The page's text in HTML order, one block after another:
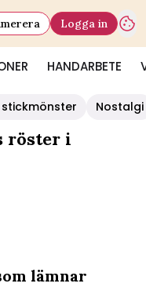
HANDARBETE
Logga in
Nostalgi
röster i
lämnar